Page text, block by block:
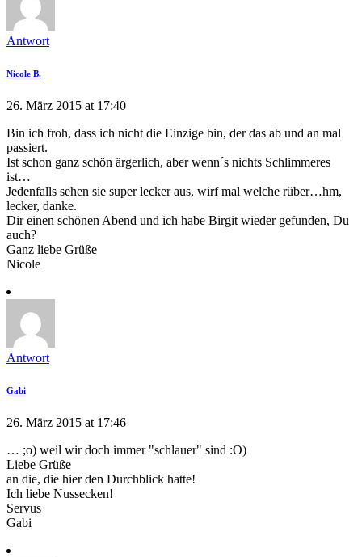
Antwort
Nicole B.
26. März 2015 at 17:40
Bin ich froh, dass ich nicht die Einzige bin, der das ab und an mal
passiert.
Ist schon ganz schön ärgerlich, aber wenn´s nichts Schlimmeres
ist…
Jedenfalls sehen sie super lecker aus, wirf mal welche rüber…hm,
lecker, danke.
Dir einen schönen Abend und ich habe Birgit wieder gefunden, Du
auch?
Ganz liebe Grüße
Nicole
Antwort
Gabi
26. März 2015 at 17:46
… ;o) weil wir doch immer "schlauer" sind :O)
Liebe Grüße
an die, die hier den Durchblick hatte!
Ich liebe Nussecken!
Servus
Gabi